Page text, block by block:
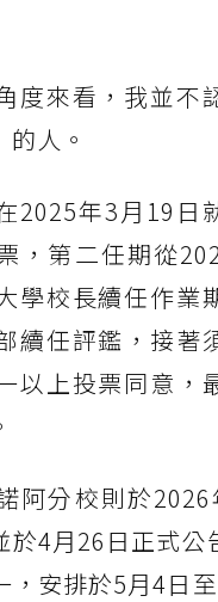
度來看，我並不
人。
2025年3月19日
，第二任期從
學校長續任作業
續任評鑑，接著
以上投票同意，
阿分校則於
於4月26日正式公
，安排於5月4日